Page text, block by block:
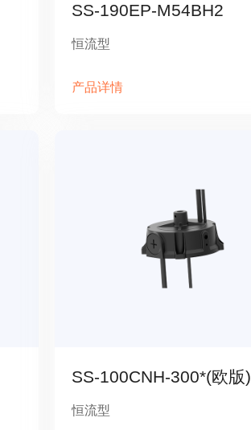
SS-190EP-M54BH2
恒流型
产品详情
SS-100CNH-300*(欧版)
恒流型